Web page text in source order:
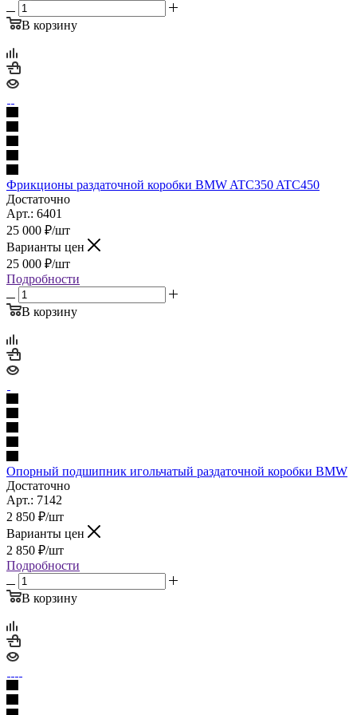
В корзину
Фрикционы раздаточной коробки BMW ATC350 ATC450
Достаточно
Арт.: 6401
25 000 ₽/шт
Варианты цен
25 000 ₽/шт
Подробности
В корзину
Опорный подшипник игольчатый раздаточной коробки BMW
Достаточно
Арт.: 7142
2 850 ₽/шт
Варианты цен
2 850 ₽/шт
Подробности
В корзину